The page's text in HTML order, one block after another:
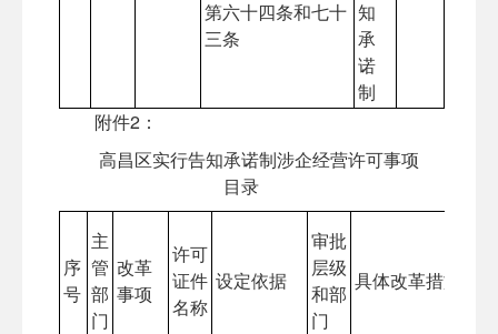
第六十四条和七十
三条
知
承
诺
制
附件2：
高昌区实行告知承诺制涉企经营许可事项
目录
序
号
主
管
部
门
改革
事项
许可
证件
名称
设定依据
审批
层级
和部
门
具体改革措施